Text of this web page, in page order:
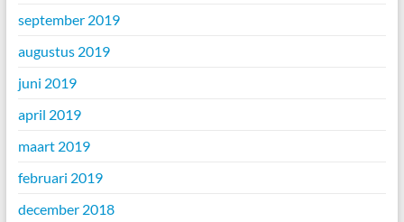
september 2019
augustus 2019
juni 2019
april 2019
maart 2019
februari 2019
december 2018